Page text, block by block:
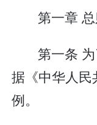
第一章
第一条
据《中华人
例。